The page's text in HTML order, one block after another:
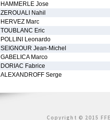
HAMMERLE Jose
ZEROUALI Nahil
HERVEZ Marc
TOUBLANC Eric
POLLINI Leonardo
SEIGNOUR Jean-Michel
GABELICA Marco
DORIAC Fabrice
ALEXANDROFF Serge
Copyright © 2015